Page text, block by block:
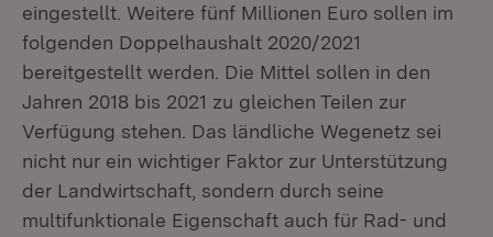
eingestellt. Weitere fünf Millionen Euro sollen im
folgenden Doppelhaushalt 2020/2021
bereitgestellt werden. Die Mittel sollen in den
Jahren 2018 bis 2021 zu gleichen Teilen zur
Verfügung stehen. Das ländliche Wegenetz sei
nicht nur ein wichtiger Faktor zur Unterstützung
der Landwirtschaft, sondern durch seine
multifunktionale Eigenschaft auch für Rad- und